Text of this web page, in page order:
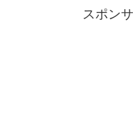
スポン